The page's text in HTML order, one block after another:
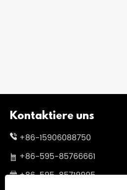
Kontaktiere uns
+86-15906088750
+86-595-85766661
+86-595-85719995